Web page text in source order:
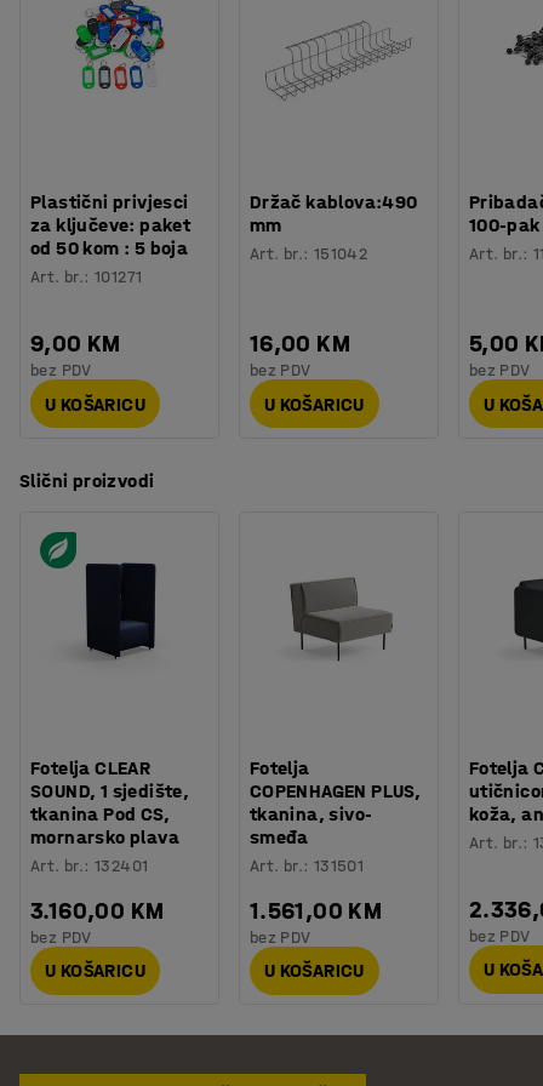
korištenje.
Kombinirajte ga s malim stolićem za kavu, postavite ga
zajedno sa sofama ili kombinirajte više stolica i stvorite
Specifikacija materijala
Sastav: 100% Poliester
Izdržljivost: 40000
Boja postolja
Polirani aluminij
Montaža: Dolazi nesastavljeno
Testirano: EN 16139:2013
Plastični privjesci
za ključeve: paket
od 50 kom : 5 boja
Art. br.:101271
9,00 KM
bez PDV
U KOŠARICU
Držač kablova:490
mm
Art. br.: 151042
16,00 KM
bez PDV
U KOŠARICU
100-pak
Art. br.:
5,00
bez PDV
U
Slični proizvodi
Fotelja CLEAR
SOUND, 1 sjedište,
tkanina Pod CS,
mornarsko plava
Art. br.:132401
3.160,00 KM
bez PDV
U KOŠARICU
Fotelja
COPENHAGEN PLUS,
tkanina, sivo-
smeđa
Art. br.: 131501
1.561,00 KM
bez PDV
U KOŠARICU
Fotelja
koža,
Art. br.:
bez PDV
U